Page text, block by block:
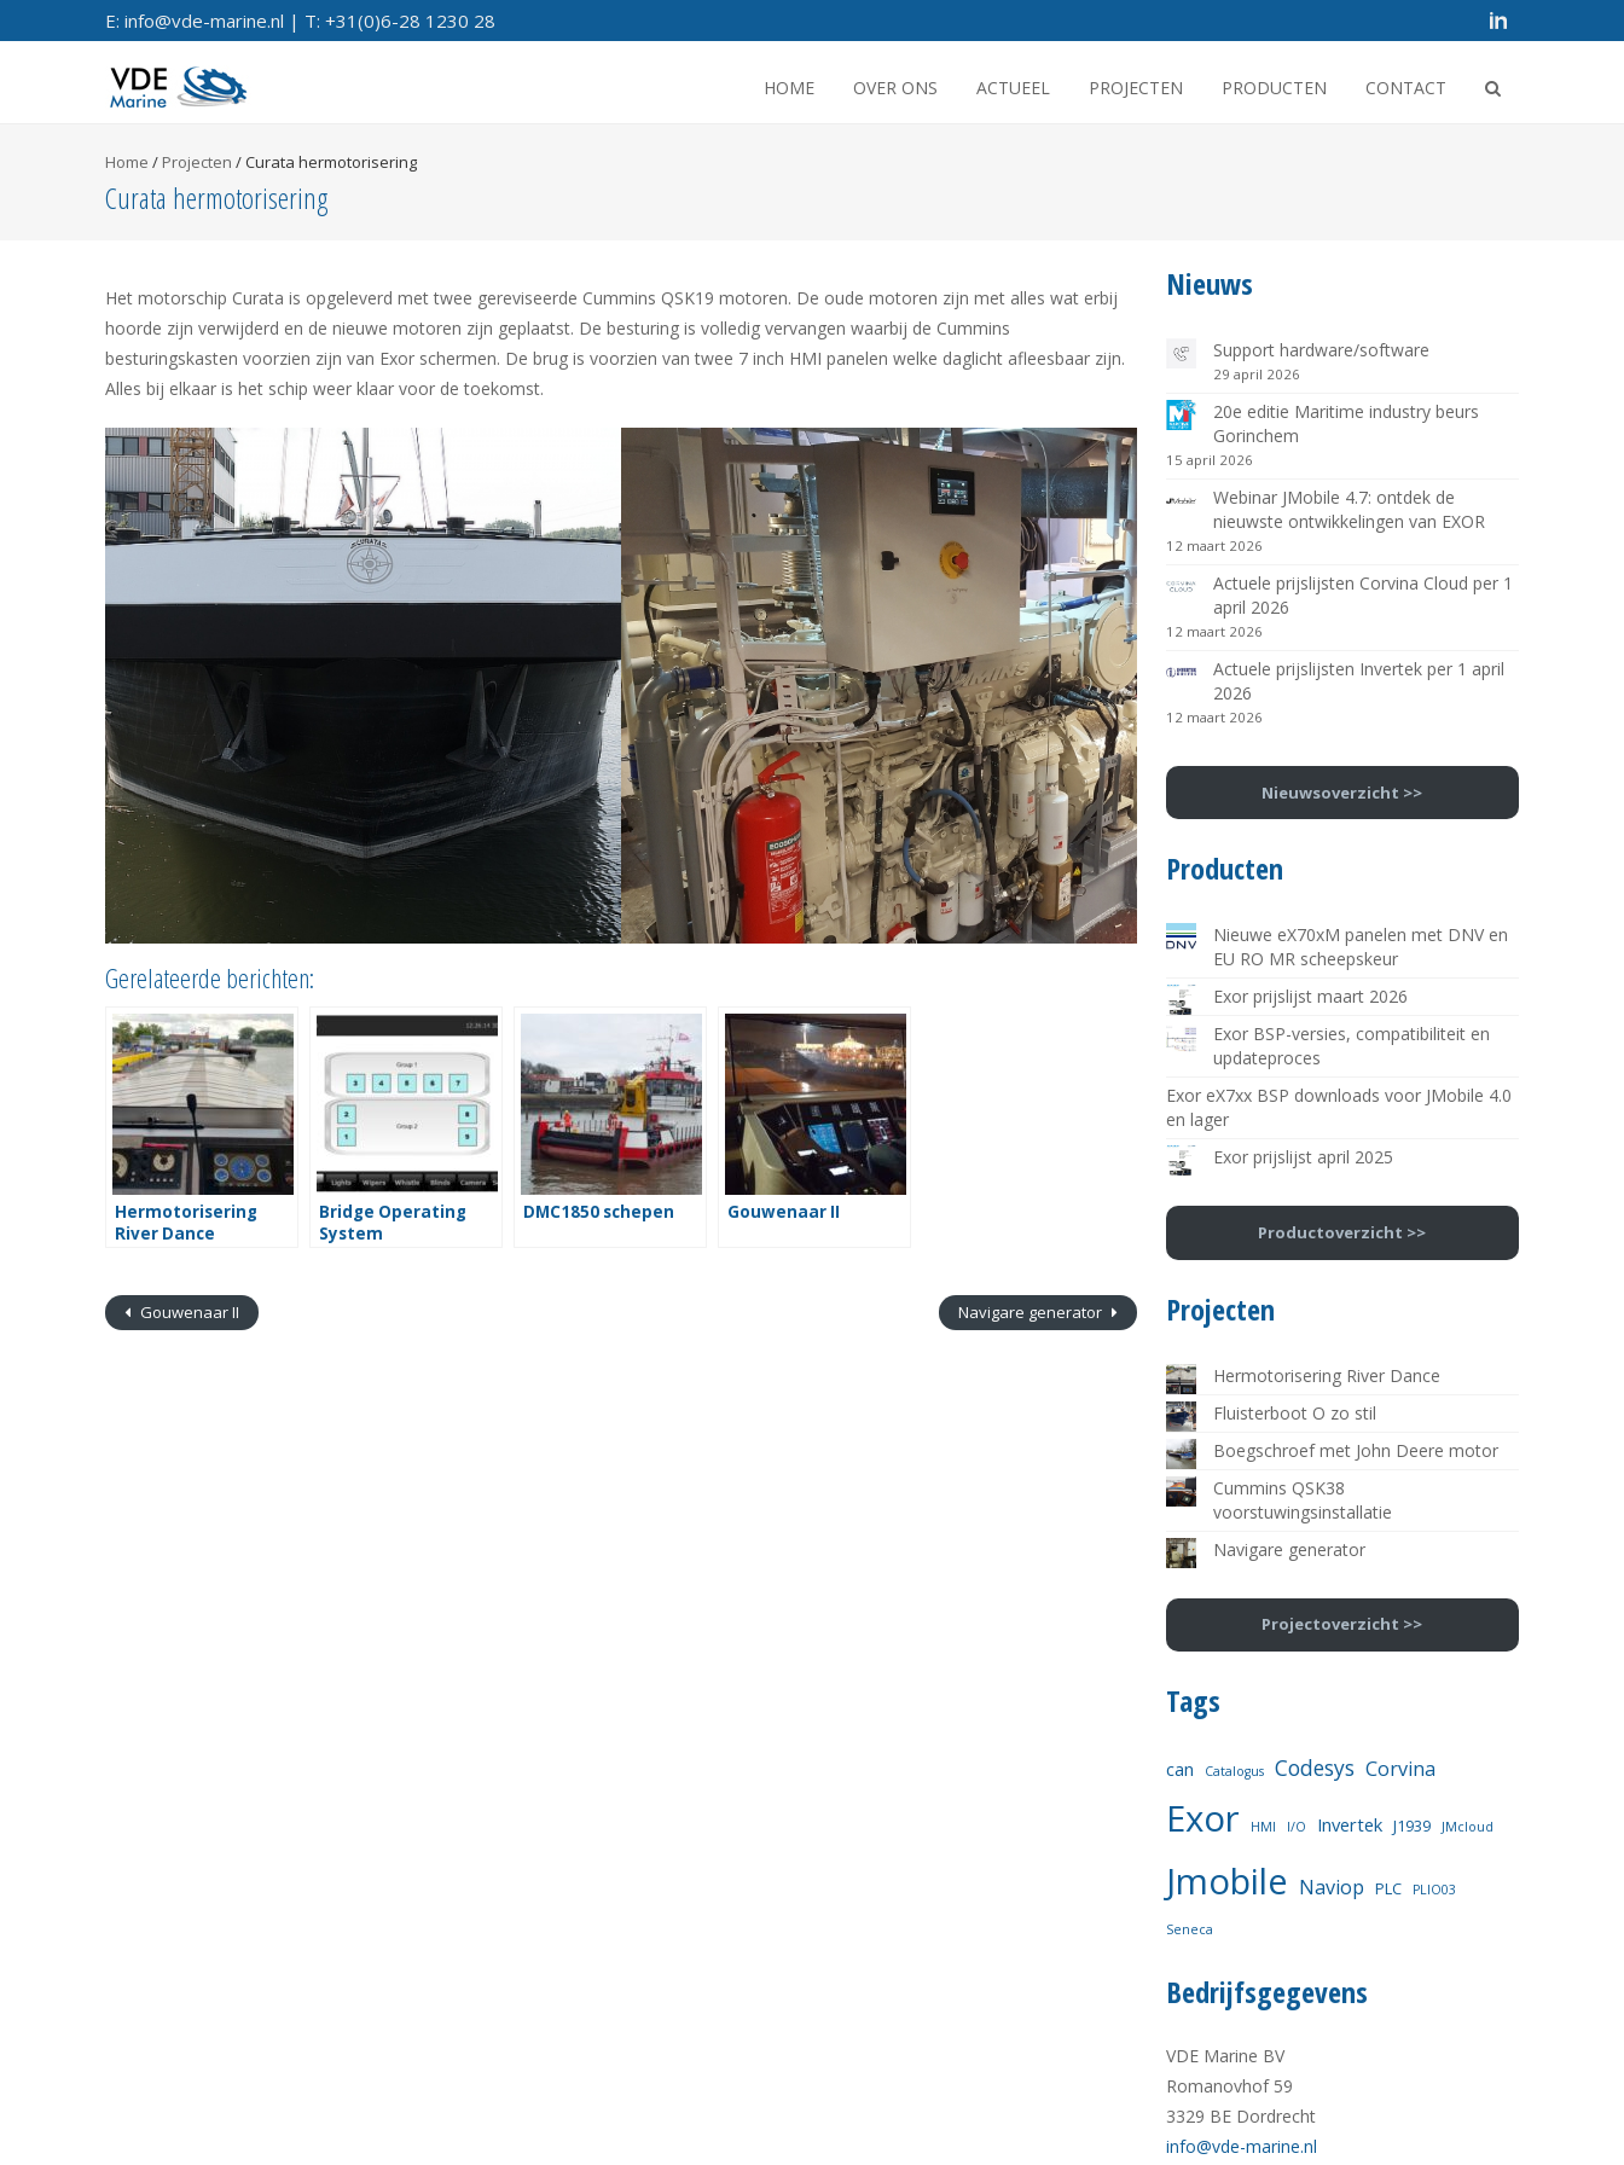
E: info@vde-marine.nl | T: +31(0)6-28 1230 28
HOME OVER ONS ACTUEEL PROJECTEN PRODUCTEN CONTACT
Home / Projecten /Curata hermotorisering
Curata hermotorisering
Het motorschip Curata is opgeleverd met twee gereviseerde Cummins QSK19 motoren. De oude motoren zijn met alles wat erbij
hoorde zijn verwijderd en de nieuwe motoren zijn geplaatst. De besturing is volledig vervangen waarbij de Cummins
besturingskasten voorzien zijn van Exor schermen. De brug is voorzien van twee 7 inch HMI panelen welke daglicht afleesbaar zijn.
Alles bij elkaar is het schip weer klaar voor de toekomst.
Gerelateerde berichten:
Hermotorisering
River Dance
Bridge Operating
System
DMC1850 schepen Gouwenaar II
Gouwenaar II Navigare generator
Nieuws
Support hardware/software
29 april 2026
20e editie Maritime industry beurs
Gorinchem
15 april 2026
Webinar JMobile 4.7: ontdek de
nieuwste ontwikkelingen van EXOR
12 maart 2026
Actuele prijslijsten Corvina Cloud per 1
april 2026
12 maart 2026
Actuele prijslijsten Invertek per 1 april
2026
12 maart 2026
Nieuwsoverzicht >>
Producten
Nieuwe eX70xM panelen met DNV en
EU RO MR scheepskeur
Exor prijslijst maart 2026
Exor BSP-versies, compatibiliteit en
updateproces
Exor eX7xx BSP downloads voor JMobile 4.0
en lager
Exor prijslijst april 2025
Productoverzicht >>
Projecten
Hermotorisering River Dance
Fluisterboot O zo stil
Boegschroef met John Deere motor
Cummins QSK38
voorstuwingsinstallatie
Navigare generator
Projectoverzicht >>
Tags
can Catalogus Codesys Corvina
Exor HMI I/O Invertek J1939 JMcloud
Jmobile Naviop PLC PLIO03
Seneca
Bedrijfsgegevens
VDE Marine BV
Romanovhof 59
3329 BE Dordrecht
info@vde-marine.nl